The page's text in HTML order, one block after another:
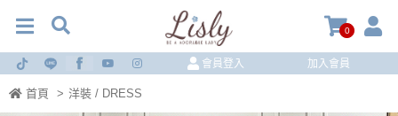
0
會員登入 加入會員
首頁 > 洋裝 / DRESS